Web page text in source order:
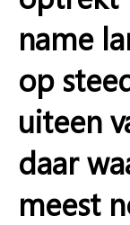
name
op
uiteen
daar
meest